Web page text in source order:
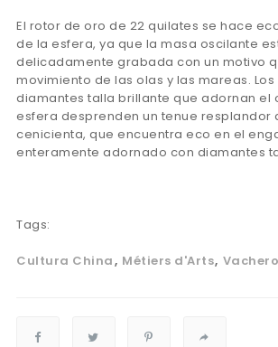
El rotor de oro de 22 quilates se hace
de la esfera, ya que la masa oscilante
delicadamente grabada con un motivo
movimiento de las olas y las mareas.
diamantes talla brillante que adornan el
esfera desprenden un tenue resplandor
cenicienta, que encuentra eco en el
enteramente adornado con diamantes
Tags:
Cultura China Métiers d'Arts